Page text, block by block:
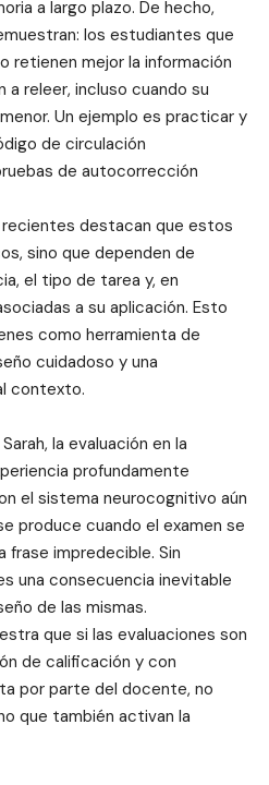
a largo plazo. De hecho,
los estudiantes que
retienen mejor la información
a releer, incluso cuando su
Un ejemplo es practicar y
de circulación
de autocorrección
recientes destacan que estos
sino que dependen de
el tipo de tarea y, en
a su aplicación. Esto
como herramienta de
cuidadoso y una
contexto.
la evaluación en la
profundamente
el sistema neurocognitivo aún
produce cuando el examen se
frase impredecible. Sin
una consecuencia inevitable
de las mismas.
que si las evaluaciones son
de calificación y con
por parte del docente, no
que también activan la